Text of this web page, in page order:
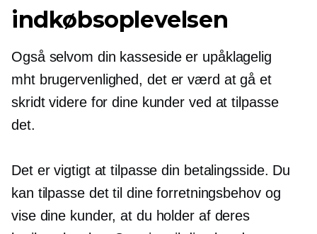
indkøbsoplevelsen
Også selvom din kasseside er upåklagelig
mht brugervenlighed, det er værd at gå et
skridt videre for dine kunder ved at tilpasse
det.
Det er vigtigt at tilpasse din betalingsside. Du
kan tilpasse det til dine forretningsbehov og
vise dine kunder, at du holder af deres